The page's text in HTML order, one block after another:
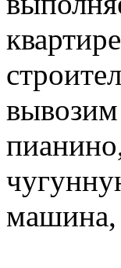
вывозим
машина,